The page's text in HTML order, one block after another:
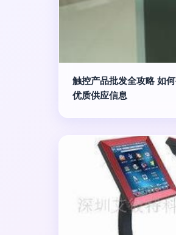
触控产品批发全攻略 如
优质供应信息